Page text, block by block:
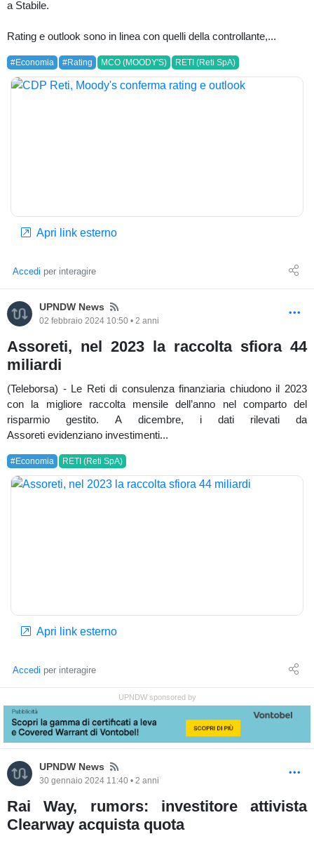
a Stabile.
Rating e outlook sono in linea con quelli della controllante,...
#Economia #Rating MCO (MOODY'S) RETI (Reti SpA)
Apri link esterno
Accedi per interagire
UPNDW News News
02 febbraio 2024 10:50 • 2 anni
Assoreti, nel 2023 la raccolta sfiora 44
miliardi
(Teleborsa) - Le Reti di consulenza finanziaria chiudono il 2023
con la migliore raccolta mensile dell’anno nel comparto del
risparmio gestito. A dicembre, i dati rilevati da
Assoreti evidenziano investimenti...
#Economia RETI (Reti SpA)
Apri link esterno
Accedi per interagire
UPNDW sponsored by
UPNDW News News
30 gennaio 2024 11:40 • 2 anni
Rai Way, rumors: investitore attivista
Clearway acquista quota